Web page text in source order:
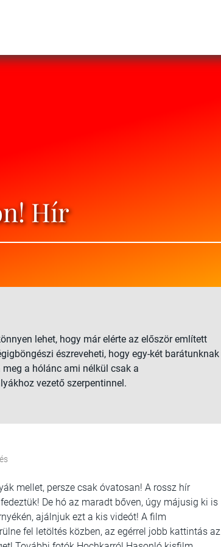
Hír
lehet, hogy már elérte az először említett
észreveheti, hogy egy-két barátunknak
a hólánc ami nélkül csak a
vezető szerpentinnel.
mellet, persze csak óvatosan! A rossz hír
De hó az maradt bőven, úgy májusig ki is
ajálnjuk ezt a kis videót! A film
fel letöltés közben, az egérrel jobb kattintás az